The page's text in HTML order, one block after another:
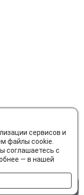
сервисов и
файлы cookie.
соглашаетесь с
— в нашей